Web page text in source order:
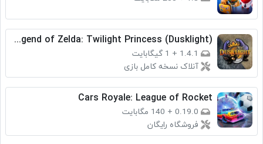
​The Legend of Zelda: Twilight Princess (Dusklight)
1.4.1
+ 1 گیگابایت
آنلاک نسخه کامل بازی
Cars Royale: League of Rocket
0.19.0
+ 140 مگابایت
فروشگاه رایگان